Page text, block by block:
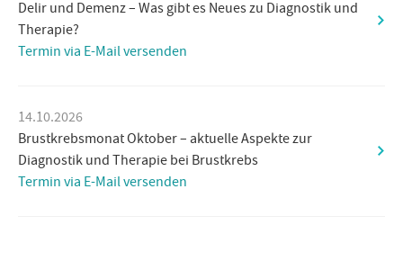
Delir und Demenz – Was gibt es Neues zu Diagnostik und
Therapie?
Termin via E-Mail versenden
14.10.2026
Brustkrebsmonat Oktober – aktuelle Aspekte zur
Diagnostik und Therapie bei Brustkrebs
Termin via E-Mail versenden